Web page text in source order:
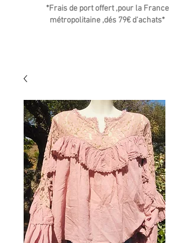
*Frais de port offert ,pour la France
métropolitaine ,dés 79€ d'achats*